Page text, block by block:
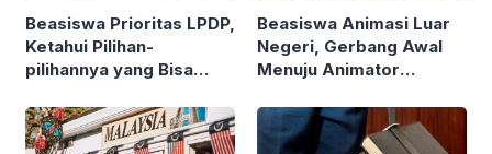
Beasiswa Prioritas LPDP,
Ketahui Pilihan-
pilihannya yang Bisa
Beasiswa Animasi Luar
Negeri, Gerbang Awal
Menuju Animator